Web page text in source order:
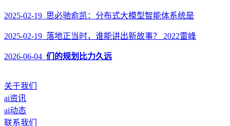
2025-02-19 思必驰俞凯：分布式大模型智能体系统是
2025-02-19 落地正当时，谁能讲出新故事？ 2022雷峰
2026-06-04 们的规划比力久远
关于我们
ai资讯
ai动态
联系我们